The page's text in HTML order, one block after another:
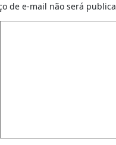
de e-mail não será